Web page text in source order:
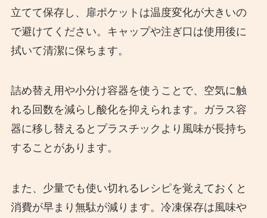
立てて保存し、扉ポケットは温度変化が大きいの
で避けてください。キャップや注ぎ口は使用後に
拭いて清潔に保ちます。
詰め替え用や小分け容器を使うことで、空気に触
れる回数を減らし酸化を抑えられます。ガラス容
器に移し替えるとプラスチックより風味が長持ち
することがあります。
また、少量でも使い切れるレシピを覚えておくと
消費が早まり無駄が減ります。冷凍保存は風味や